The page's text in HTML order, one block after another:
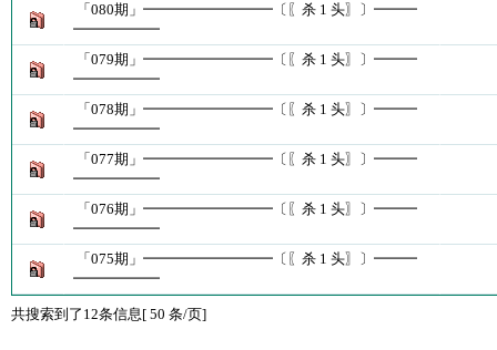
「080期」━━━━━━━━━〔〖杀 1 头〗〕━━━
━━━━━━
「079期」━━━━━━━━━〔〖杀 1 头〗〕━━━
━━━━━━
「078期」━━━━━━━━━〔〖杀 1 头〗〕━━━
━━━━━━
「077期」━━━━━━━━━〔〖杀 1 头〗〕━━━
━━━━━━
「076期」━━━━━━━━━〔〖杀 1 头〗〕━━━
━━━━━━
「075期」━━━━━━━━━〔〖杀 1 头〗〕━━━
━━━━━━
共搜索到了12条信息[ 50 条/页]